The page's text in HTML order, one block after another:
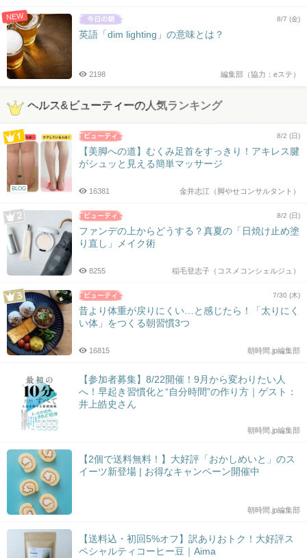
NEW 8/7 (金)
英語「dim lighting」の意味とは？
編集部（協力：eステ）
2198
ヘルス&ビューティーの人気ランキング
BLOG
8/2 (日)
【美脚への道】むくみ足首をすっきり！アキレス腱
がシュッと見える簡単マッサージ
金井志江（脚やせコンサルタント）
16381
8/2 (日)
ファンデの上からどうする？真夏の「日焼け止め塗
り直し」メイク術
稲毛登志子（コスメコンシェルジュ）
8255
7/30 (木)
昔より体重が戻りにくい…と感じたら！「太りにく
い体」をつくる朝習慣3つ
朝時間.jp編集部
16815
【参加者募集】8/22開催！9月から変わりたい人
へ！早起き習慣化と“自分時間”の作り方｜ゲスト：
井上皓史さん
朝時間.jp編集部
【2個で送料無料！】大好評「おかしめいと」のス
イーツ新登場 | お得なキャンペーン開催中
朝時間.jp編集部
【送料込・初回5%オフ】訳ありおトク！大好評ス
ペシャルティコーヒー豆｜Aima